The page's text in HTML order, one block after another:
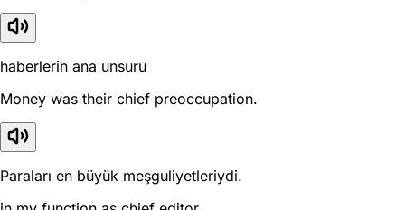
haberlerin ana unsuru
Money was their chief preoccupation.
Paraları en büyük meşguliyetleriydi.